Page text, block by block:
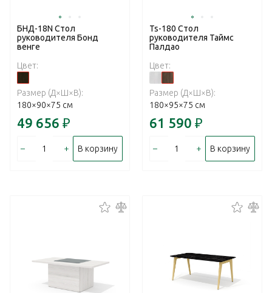
БНД-18N Стол
руководителя Бонд
венге
Цвет:
Размер (Д×Ш×В):
180×90×75 см
49 656 ₽
– + В корзину
Ts-180 Стол
руководителя Таймс
Палдао
Цвет:
Размер (Д×Ш×В):
180×95×75 см
61 590 ₽
– + В корзину